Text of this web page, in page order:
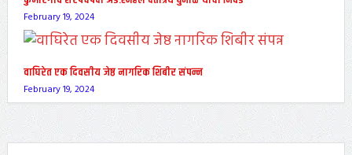
February 19, 2024
वाघिरेत एक दिवसीय जेष्ठ नागरिक शिबीर संपन्न
February 19, 2024